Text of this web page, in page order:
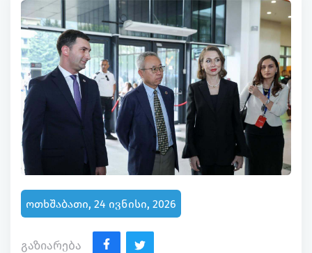
ოთხშაბათი, 24 ივნისი, 2026
გაზიარება